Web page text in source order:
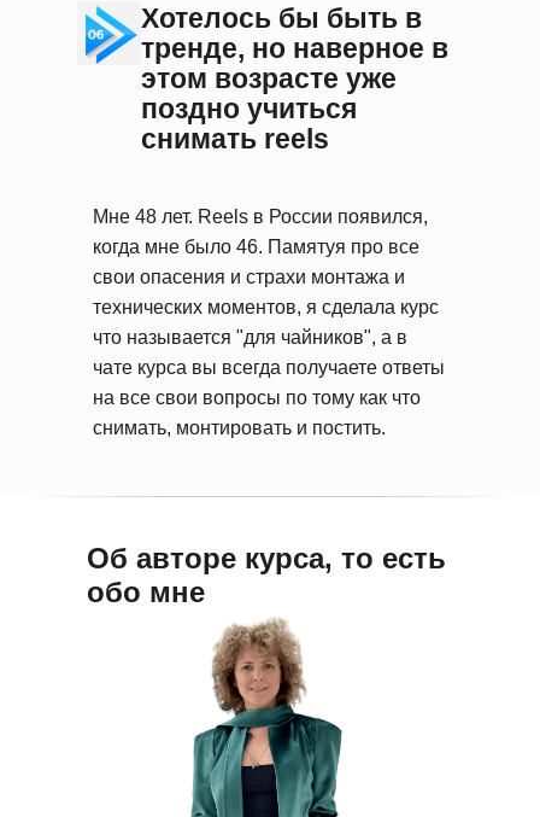
Хотелось бы быть в
тренде, но наверное в
этом возрасте уже
поздно учиться
снимать reels
Мне 48 лет. Reels в России появился,
когда мне было 46. Памятуя про все
свои опасения и страхи монтажа и
технических моментов, я сделала курс
что называется "для чайников", а в
чате курса вы всегда получаете ответы
на все свои вопросы по тому как что
снимать, монтировать и постить.
Об авторе курса, то есть
обо мне